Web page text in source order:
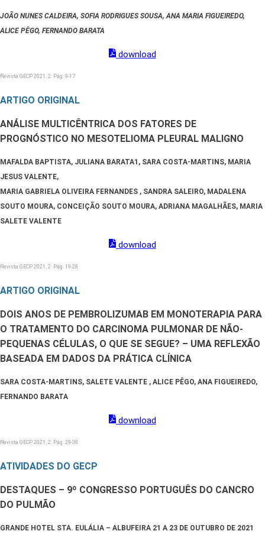
JOÃO NUNES CALDEIRA, SOFIA RODRIGUES SOUSA, ANA MARIA FIGUEIREDO,
ALICE PÊGO, FERNANDO BARATA
download
Revista GECP 2021; 2: Pág. 9-17
ARTIGO ORIGINAL
ANÁLISE MULTICÊNTRICA DOS FATORES DE
PROGNÓSTICO NO MESOTELIOMA PLEURAL MALIGNO
MAFALDA BAPTISTA, JULIANA BARATA1, SARA COSTA-MARTINS, MARIA
JESUS VALENTE,
MARIA GABRIELA OLIVEIRA FERNANDES , SANDRA SALEIRO, MADALENA
SOUTO MOURA, CONCEIÇÃO SOUTO MOURA, ADRIANA MAGALHÃES, MARIA
SALETE VALENTE
download
Revista GECP 2021; 2: Pág. 19-28
ARTIGO ORIGINAL
DOIS ANOS DE PEMBROLIZUMAB EM MONOTERAPIA PARA
O TRATAMENTO DO CARCINOMA PULMONAR DE NÃO-
PEQUENAS CÉLULAS, O QUE SE SEGUE? – UMA REFLEXÃO
BASEADA EM DADOS DA PRÁTICA CLÍNICA
SARA COSTA-MARTINS, SALETE VALENTE , ALICE PÊGO, ANA FIGUEIREDO,
FERNANDO BARATA
download
Revista GECP 2021; 2: Pág. 29-38
ATIVIDADES DO GECP
DESTAQUES – 9º CONGRESSO PORTUGUÊS DO CANCRO
DO PULMÃO
GRANDE HOTEL STA. EULÁLIA – ALBUFEIRA 21 A 23 DE OUTUBRO DE 2021